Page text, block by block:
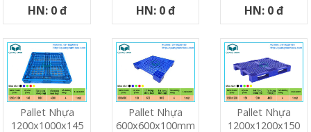
HN: 0 đ HN: 0 đ HN: 0 đ
Pallet Nhựa
1200x1000x145
Pallet Nhựa
600x600x100mm
Pallet Nhựa
1200x1200x150